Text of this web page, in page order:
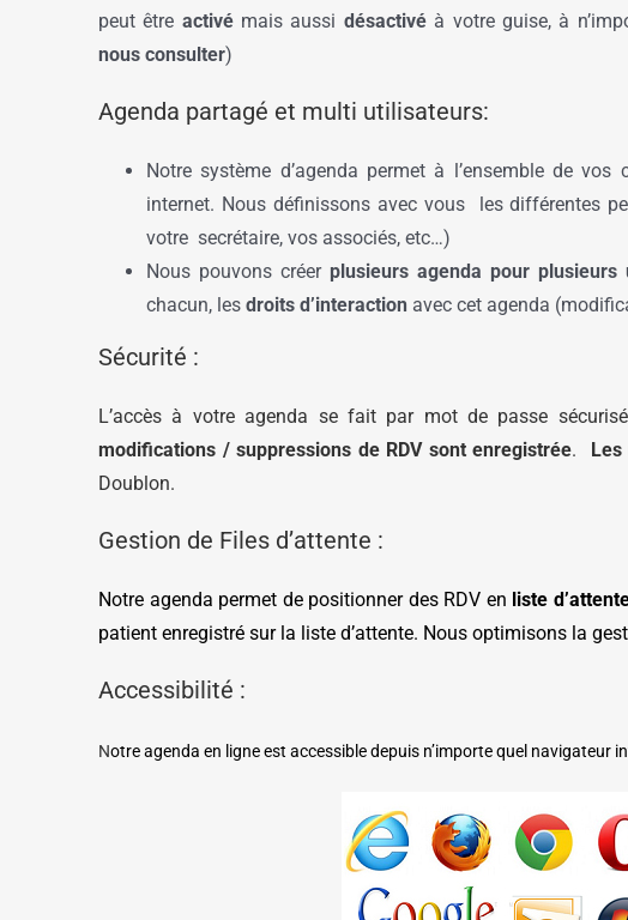
peut être activémais aussi désactivéà votre guise, à
nous consulter)
Agenda partagé et multi utilisateurs:
Notre système d’agenda permet à l’ensemble de vos
internet. Nous définissons avec vous les différentes
votre secrétaire, vos associés, etc…)
Nous pouvons créer plusieurs agenda pour plusieurs
chacun, les droits d’interaction avec cet agenda
Sécurité :
L’accès à votre agenda se fait par mot de passe
modifications / suppressions de RDV sont enregistrée.
Doublon.
Gestion de Files d’attente :
Notre agenda permet de positionner des RDV en liste
patient enregistré sur la liste d’attente. Nous optimisons la
Accessibilité :
Notre agenda en ligne est accessible depuis n’importe quel navigateur